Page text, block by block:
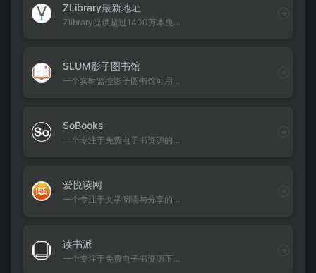
ZLibrary最新地址
SLUM影子图书馆
一个实时监控影子图书馆可用性的工具，比如Anna's Archive、Library Genesis、Sci-Hub、Z-Library等
SoBooks
一个专注于免费电子书资源的综合性平台
爱悦读网
读书派